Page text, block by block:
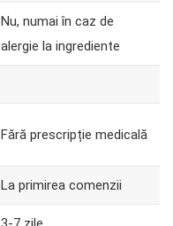
Nu, numai în caz de
alergie la ingrediente
Fără prescripție medicală
La primirea comenzii